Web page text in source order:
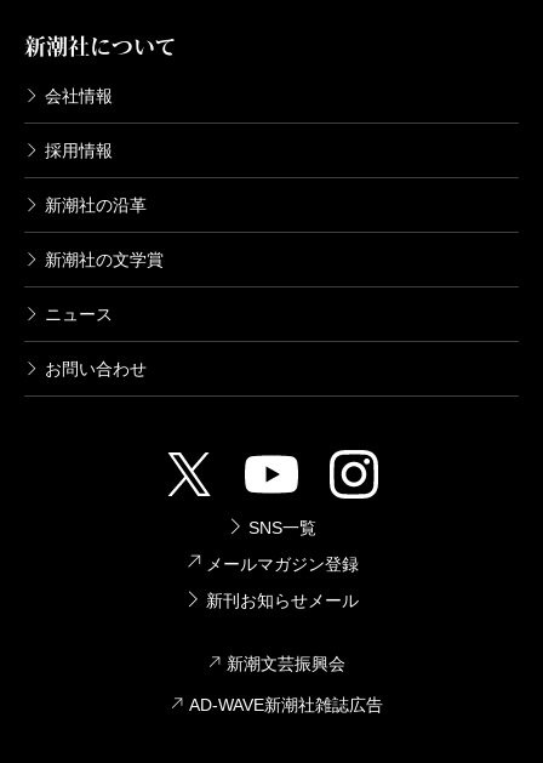
新潮社について
会社情報
採用情報
新潮社の沿革
新潮社の文学賞
ニュース
お問い合わせ
SNS一覧
メールマガジン登録
新刊お知らせメール
新潮文芸振興会
AD-WAVE新潮社雑誌広告